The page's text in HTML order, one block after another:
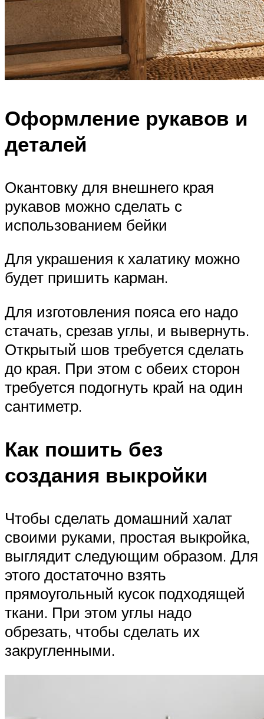
Оформление рукавов и
деталей
Окантовку для внешнего края
рукавов можно сделать с
использованием бейки
Для украшения к халатику можно
будет пришить карман.
Для изготовления пояса его надо
стачать, срезав углы, и вывернуть.
Открытый шов требуется сделать
до края. При этом с обеих сторон
требуется подогнуть край на один
сантиметр.
Как пошить без
создания выкройки
Чтобы сделать домашний халат
своими руками, простая выкройка,
выглядит следующим образом. Для
этого достаточно взять
прямоугольный кусок подходящей
ткани. При этом углы надо
обрезать, чтобы сделать их
закругленными.